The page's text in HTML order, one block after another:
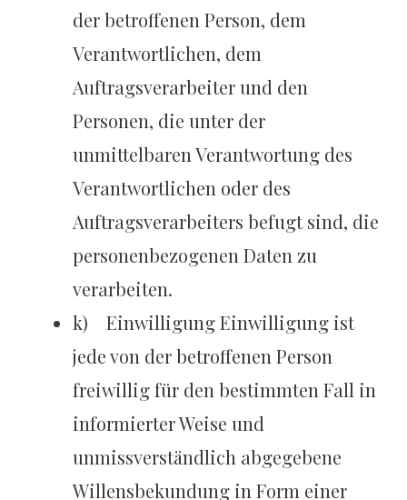
der betroffenen Person, dem
Verantwortlichen, dem
Auftragsverarbeiter und den
Personen, die unter der
unmittelbaren Verantwortung des
Verantwortlichen oder des
Auftragsverarbeiters befugt sind, die
personenbezogenen Daten zu
verarbeiten.
k) Einwilligung Einwilligung ist
jede von der betroffenen Person
freiwillig für den bestimmten Fall in
informierter Weise und
unmissverständlich abgegebene
Willensbekundung in Form einer